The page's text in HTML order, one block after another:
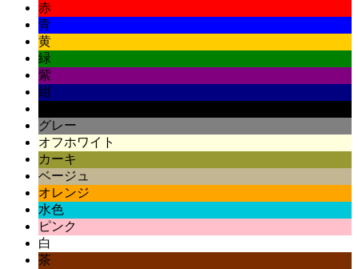
赤
青
黄
緑
紫
紺
グレー
オフホワイト
カーキ
ベージュ
オレンジ
水色
ピンク
白
茶